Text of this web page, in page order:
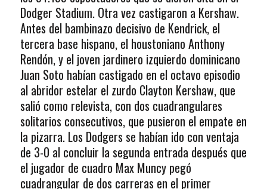
Dodger Stadium. Otra vez castigaron a Kershaw.
Antes del bambinazo decisivo de Kendrick, el
tercera base hispano, el houstoniano Anthony
Rendón, y el joven jardinero izquierdo dominicano
Juan Soto habían castigado en el octavo episodio
al abridor estelar el zurdo Clayton Kershaw, que
salió como relevista, con dos cuadrangulares
solitarios consecutivos, que pusieron el empate en
la pizarra. Los Dodgers se habían ido con ventaja
de 3-0 al concluir la segunda entrada después que
el jugador de cuadro Max Muncy pegó
cuadrangular de dos carreras en el primer